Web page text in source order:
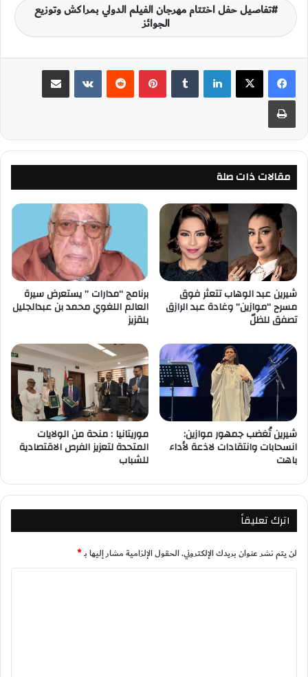
تفاصيل حفل اختتام مهرجان الفيلم الدولي بمراكش وتوزيع
الجوائز
لينكدإن بينتيريست
مقالات ذات صلة
شيرين عبد الوهاب تتعثر فوق
مسرح “موازين” وغادة عبد الرازق
تصفق للظلّ
برنامج “مدارات ” يستعرض سيرة
العالم اللغوي محمد بن عبدالجليل
بلقزيز
شيرين تُغضب جمهور موازين:
انسحابات وانتقادات لاذعة لأداء
باهت
موريتانيا : منحة من الولايات
المتحدة لتعزيز الفرص الاقتصادية
للشباب
اترك تعليقاً
لن يتم نشر عنوان بريدك الإلكتروني.الحقول الإلزامية مشار إليها بـ*